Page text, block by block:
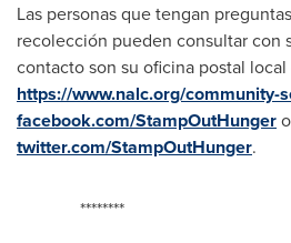
Las personas que tengan
recolección pueden consultar con
contacto son su oficina postal
https://www.nalc.org/community-
facebook.com/StampOutHungero
twitter.com/StampOutHunger.
********